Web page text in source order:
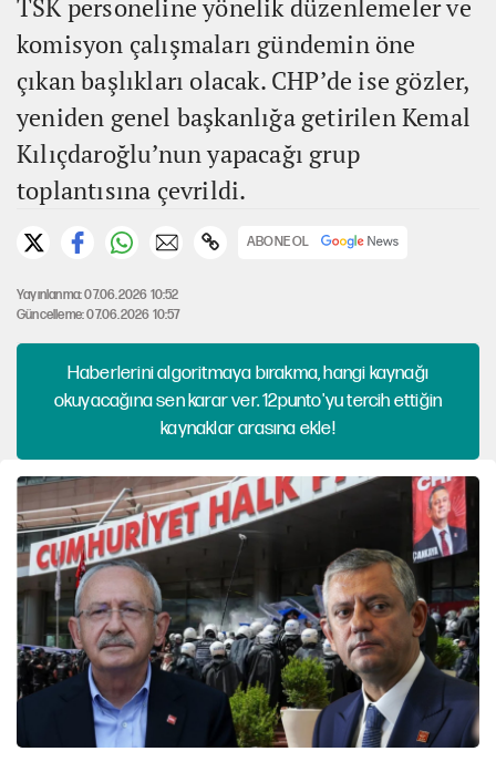
TSK personeline yönelik düzenlemeler ve
komisyon çalışmaları gündemin öne
çıkan başlıkları olacak. CHP’de ise gözler,
yeniden genel başkanlığa getirilen Kemal
Kılıçdaroğlu’nun yapacağı grup
toplantısına çevrildi.
ABONE OL
Yayınlanma: 07.06.2026 10:52
Güncelleme: 07.06.2026 10:57
Haberlerini algoritmaya bırakma, hangi kaynağı
okuyacağına sen karar ver. 12punto'yu tercih ettiğin
kaynaklar arasına ekle!